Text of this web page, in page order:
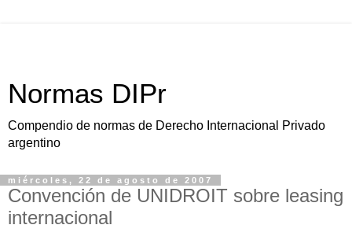
Normas DIPr
Compendio de normas de Derecho Internacional Privado
argentino
miércoles, 22 de agosto de 2007
Convención de UNIDROIT sobre leasing
internacional